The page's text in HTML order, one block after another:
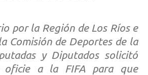
por la Región de Los Ríos e
Comisión de Deportes de la
y Diputados solicitó
oficie a la FIFA para que